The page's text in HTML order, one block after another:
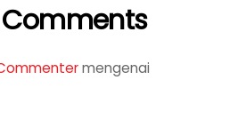
mengenai